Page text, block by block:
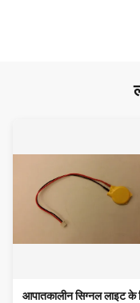
आपातकालीन सिग्नल लाइट के